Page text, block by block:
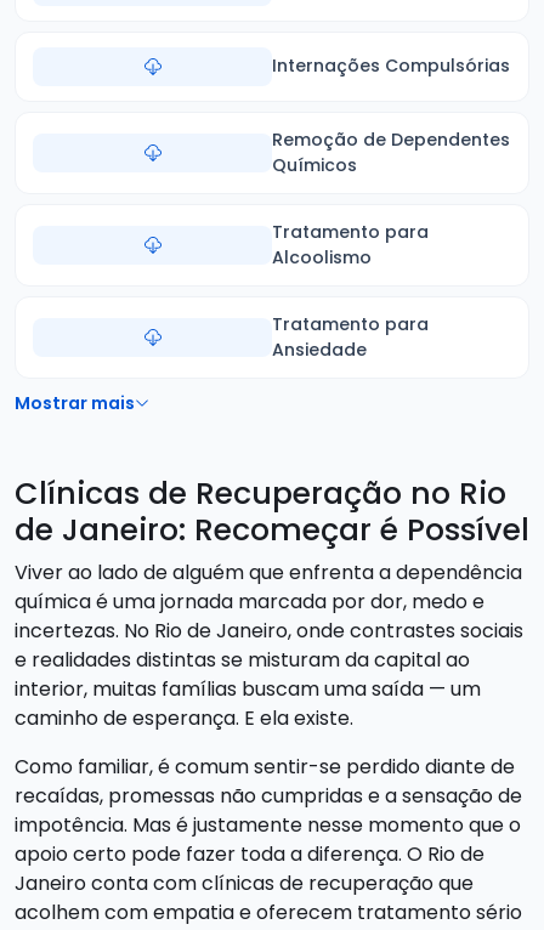
Internações Compulsórias
Remoção de Dependentes
Químicos
Tratamento para
Alcoolismo
Tratamento para
Ansiedade
Mostrar mais
Clínicas de Recuperação no Rio
de Janeiro: Recomeçar é Possível
Viver ao lado de alguém que enfrenta a dependência
química é uma jornada marcada por dor, medo e
incertezas. No Rio de Janeiro, onde contrastes sociais
e realidades distintas se misturam da capital ao
interior, muitas famílias buscam uma saída — um
caminho de esperança. E ela existe.
Como familiar, é comum sentir-se perdido diante de
recaídas, promessas não cumpridas e a sensação de
impotência. Mas é justamente nesse momento que o
apoio certo pode fazer toda a diferença. O Rio de
Janeiro conta com clínicas de recuperação que
acolhem com empatia e oferecem tratamento sério